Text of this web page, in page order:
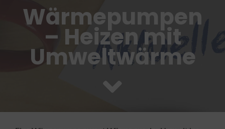
LEISTUNGEN
FÖRDERMITTEL
FACHBETRIEB
Wärmepumpen
– Heizen mit
Umweltwärme